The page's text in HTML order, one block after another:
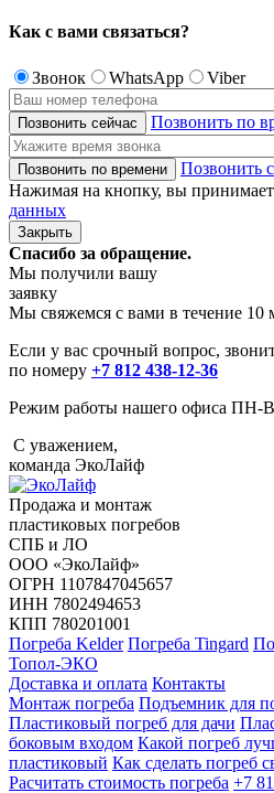
Как с вами связаться?
Звонок WhatsApp Viber
Позвонить по
Позвонить
Нажимая на кнопку, вы
данных
Закрыть
Спасибо за обращение.
Мы получили вашу
заявку
Мы свяжемся с вами в течение 10
Если у вас срочный вопрос,
по номеру +7 812 438-12-36
Режим работы нашего офиса ПН-
С уважением,
команда ЭкоЛайф
Продажа и монтаж
пластиковых погребов
СПБ и ЛО
ООО «ЭкоЛайф»
ОГРН 1107847045657
ИНН 7802494653
КПП 780201001
Погреба Kelder Погреба Tingard
Топол-ЭКО
Доставка и оплата Контакты
Монтаж погреба Подъемник для
Пластиковый погреб для дачи
боковым входом Какой погреб
пластиковый Как сделать погреб
Расчитать стоимость погреба +7